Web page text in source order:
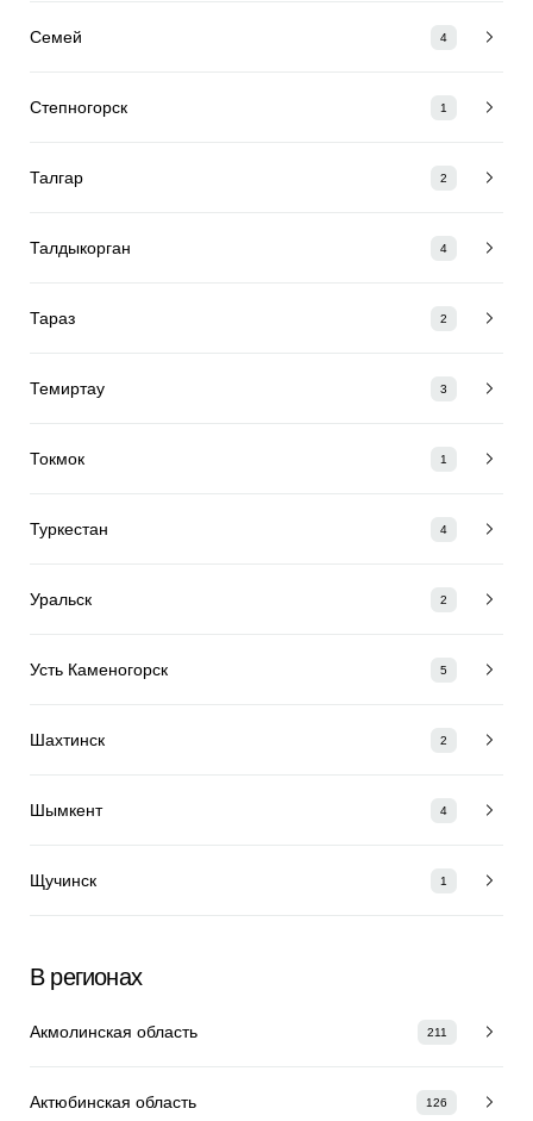
Семей 4
Степногорск 1
Талгар 2
Талдыкорган 4
Тараз 2
Темиртау 3
Токмок 1
Туркестан 4
Уральск 2
Усть Каменогорск 5
Шахтинск 2
Шымкент 4
Щучинск 1
В регионах
Акмолинская область 211
Актюбинская область 126